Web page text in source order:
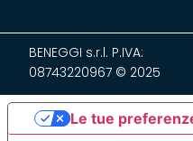
BENEGGI s.r.l. P.IVA:
08743220967 © 2025
Le tue